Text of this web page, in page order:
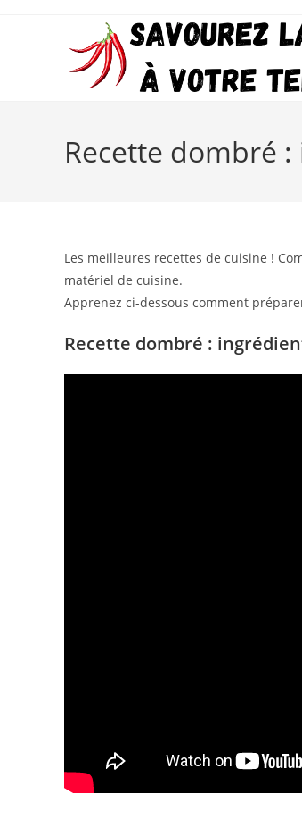
Recette dombré
Les meilleures recettes de cuisine !
matériel de cuisine.
Apprenez ci-dessous comment
Recette dombré :